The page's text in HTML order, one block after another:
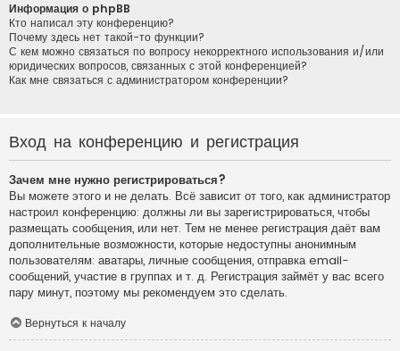
Информация о phpBB
Кто написал эту конференцию?
Почему здесь нет такой-то функции?
С кем можно связаться по вопросу некорректного использования и/или
юридических вопросов, связанных с этой конференцией?
Как мне связаться с администратором конференции?
Вход на конференцию и регистрация
Зачем мне нужно регистрироваться?
Вы можете этого и не делать. Всё зависит от того, как администратор
настроил конференцию: должны ли вы зарегистрироваться, чтобы
размещать сообщения, или нет. Тем не менее регистрация даёт вам
дополнительные возможности, которые недоступны анонимным
пользователям: аватары, личные сообщения, отправка email-
сообщений, участие в группах и т. д. Регистрация займёт у вас всего
пару минут, поэтому мы рекомендуем это сделать.
Вернуться к началу